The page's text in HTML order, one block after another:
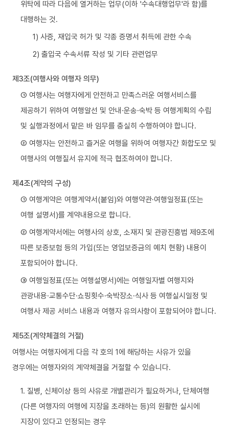
위탁에 따라 다음에 열거하는 업무(이하 '수속대행업무'라 함)를
대행하는 것.
1) 사증, 재입국 허가 및 각종 증명서 취득에 관한 수속
2) 출입국 수속서류 작성 및 기타 관련업무
제3조(여행사와 여행자 의무)
① 여행사는 여행자에게 안전하고 만족스러운 여행서비스를
제공하기 위하여 여행알선 및 안내·운송·숙박 등 여행계획의 수립
및 실행과정에서 맡은 바 임무를 충실히 수행하여야 합니다.
② 여행자는 안전하고 즐거운 여행을 위하여 여행자간 화합도모 및
여행사의 여행질서 유지에 적극 협조하여야 합니다.
제4조(계약의 구성)
① 여행계약은 여행계약서(붙임)와 여행약관·여행일정표(또는
여행 설명서)를 계약내용으로 합니다.
② 여행계약서에는 여행사의 상호, 소재지 및 관광진흥법 제9조에
따른 보증보험 등의 가입(또는 영업보증금의 예치 현황) 내용이
포함되어야 합니다.
③ 여행일정표(또는 여행설명서)에는 여행일자별 여행지와
관광내용·교통수단·쇼핑횟수·숙박장소·식사 등 여행실시일정 및
여행사 제공 서비스 내용과 여행자 유의사항이 포함되어야 합니다.
제5조(계약체결의 거절)
여행사는 여행자에게 다음 각 호의 1에 해당하는 사유가 있을
경우에는 여행자와의 계약체결을 거절할 수 있습니다.
1. 질병, 신체이상 등의 사유로 개별관리가 필요하거나, 단체여행
(다른 여행자의 여행에 지장을 초래하는 등)의 원활한 실시에
지장이 있다고 인정되는 경우